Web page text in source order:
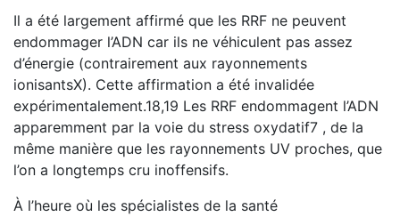
Il a été largement affirmé que les RRF ne peuvent
endommager l’ADN car ils ne véhiculent pas assez
d’énergie (contrairement aux rayonnements
ionisantsX). Cette affirmation a été invalidée
expérimentalement.18,19 Les RRF endommagent l’ADN
apparemment par la voie du stress oxydatif7 , de la
même manière que les rayonnements UV proches, que
l’on a longtemps cru inoffensifs.
À l’heure où les spécialistes de la santé